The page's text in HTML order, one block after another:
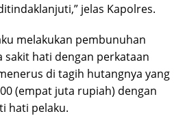
jelas Kapolres.
melakukan pembunuhan
sakit hati dengan perkataan
di tagih hutangnya yang
(empat juta rupiah) dengan
hati pelaku.